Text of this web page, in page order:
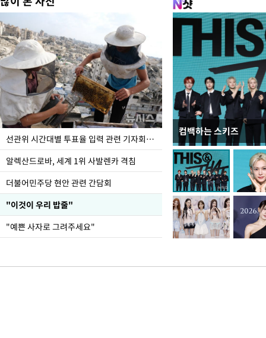
선관위 시간대별 투표율 입력 관련 기자회견하는 주진우 의원
알렉산드로바, 세계 1위 사발렌카 격침
더불어민주당 현안 관련 간담회
"이것이 우리 밥줄"
"예쁜 사자로 그려주세요"
컴백하는 스키즈
주유소 기름값 12주